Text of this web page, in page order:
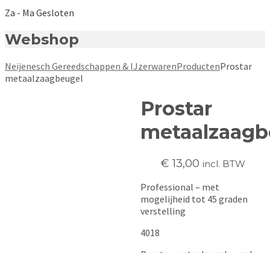
Za - Ma Gesloten
Webshop
Neijenesch Gereedschappen & IJzerwarenProductenProstar
metaalzaagbeugel
Prostar
€ 13,00 incl. BTW
Professional – met
mogelijheid tot 45 graden
verstelling
4018